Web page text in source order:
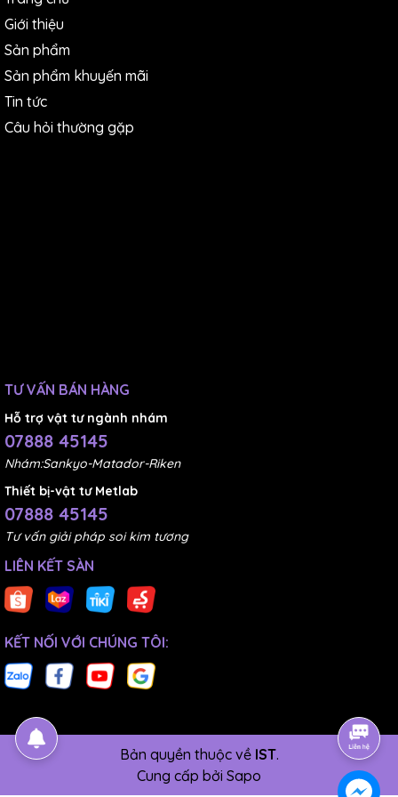
Giới thiệu
Sản phẩm
Sản phẩm khuyến mãi
Tin tức
Câu hỏi thường gặp
TƯ VẤN BÁN HÀNG
Hỗ trợ vật tư ngành nhám
07888 45145
Nhám:Sankyo-Matador-Riken
Thiết bị-vật tư Metlab
07888 45145
Tư vấn giải pháp soi kim tương
LIÊN KẾT SÀN
KẾT NỐI VỚI CHÚNG TÔI:
Bản quyền thuộc về IST.
Cung cấp bởi Sapo